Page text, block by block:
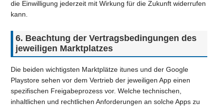
die Einwilligung jederzeit mit Wirkung für die Zukunft widerrufen
kann.
6. Beachtung der Vertragsbedingungen des
jeweiligen Marktplatzes
Die beiden wichtigsten Marktplätze itunes und der Google
Playstore sehen vor dem Vertrieb der jeweiligen App einen
spezifischen Freigabeprozess vor. Welche technischen,
inhaltlichen und rechtlichen Anforderungen an solche Apps zu